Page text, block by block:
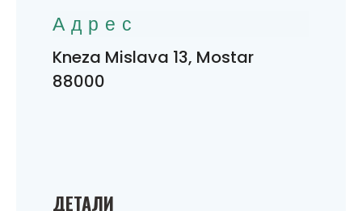
ДЕТАЛИ
Адрес
Kneza Mislava 13, Mostar
88000